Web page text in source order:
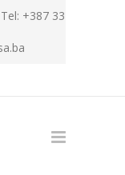
+387 33